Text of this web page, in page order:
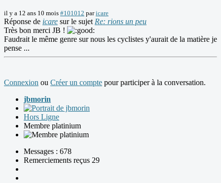
il y a 12 ans 10 mois #101012 paricare
Réponse de icare sur le sujet Re: rions un peu
Très bon merci JB !
Faudrait le même genre sur nous les cyclistes y'aurait de la matière je
pense ...
Connexion ou Créer un compte pour participer à la conversation.
jbmorin
Hors Ligne
Membre platinium
Messages : 678
Remerciements reçus 29